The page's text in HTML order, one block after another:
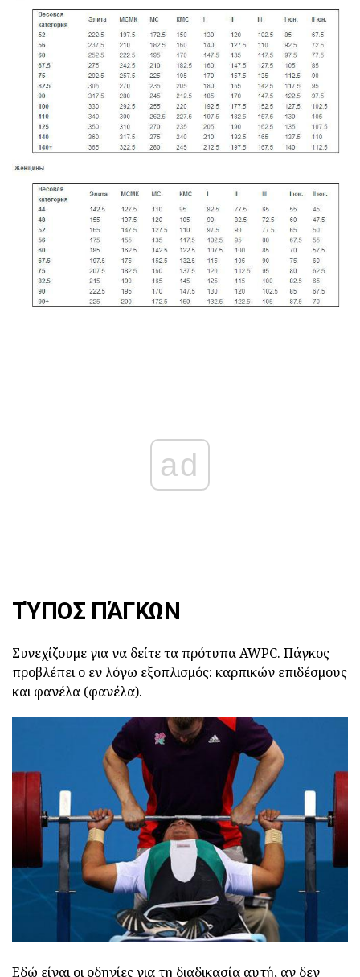
ad
ΤΎΠΟΣ ΠΆΓΚΩΝ
Συνεχίζουμε για να δείτε τα πρότυπα AWPC. Πάγκος
προβλέπει ο εν λόγω εξοπλισμός: καρπικών επιδέσμους
και φανέλα (φανέλα).
Εδώ είναι οι οδηγίες για τη διαδικασία αυτή, αν δεν